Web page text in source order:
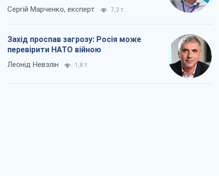
Сергій Марченко, експерт 7,3 т.
Захід проспав загрозу: Росія може
перевірити НАТО війною
Леонід Невзлін 1,8 т.